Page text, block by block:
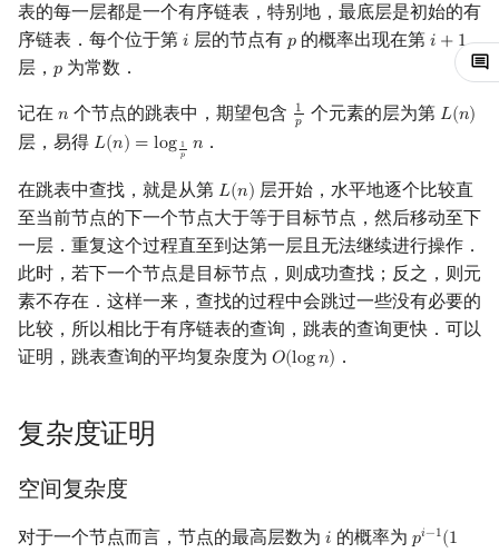
Xcode
GUIDE
CP Editor
Code::Blocks
OJ 工具
Git
希尔排序
锦标赛排序
排序相关 STL
排序应用
构造
Alpha–Beta 剪枝
计数 DP
概率 DP
DP 套 DP
DP 优化
其它 DP 方法
后缀数组 (SA)
后缀平衡树
广义后缀自动机
后缀树
Manacher
回文树
序列自动机
最小表示法
Lyndon 分解
数论 线性同余方程
中国剩余定理
阶乘取模
卢卡斯定理
同余方程
二次剩余
高次剩余 & 单位根
多项式平移|连续点值平移
符号化方法
形式幂级数复合|复合逆
普通生成函数
指数生成函数
组合数学
Eulerian Number
分拆数
Pólya 计数
图论计数
线性代数
对角化
Jordan标准型
线性规划
抽象代数
概率论
博弈论
数值算法
序理论
AA 树
跳表的随机访问优化 AHU 算法
树哈希
斯坦纳树
连通性相关
环计数问题
最小环
2-SAT
欧拉图
哈密顿图
二分图
平面图
平面最近点对
反演变换
计算几何杂项
约瑟夫问题
在一台机器上规划任务
主元素问题
Garsia–Wachs 算法
15-puzzle
Kahan 求和
珂朵莉树/颜色段均摊
空间优化简介
表的每一层都是一个有序链表，特别地，最底层是初始的有
序链表．每个位于第 𝑖
i 层的节点有𝑝
p的概率出现在第 𝑖 +1
i+1
层， 𝑝
p 为常数．
记在 𝑛
n 个节点的跳表中，期望包含 1
𝑝
1p 个元素的层为第 𝐿(𝑛)
L(n)
层，易得 𝐿(𝑛) = log 1
𝑝 𝑛
L(n)= log1pn ．
在跳表中查找，就是从第 𝐿(𝑛)
L(n)
层开始，水平地逐个比较直
至当前节点的下一个节点大于等于目标节点，然后移动至下
一层．重复这个过程直至到达第一层且无法继续进行操作．
此时，若下一个节点是目标节点，则成功查找；反之，则元
素不存在．这样一来，查找的过程中会跳过一些没有必要的
比较，所以相比于有序链表的查询，跳表的查询更快．可以
证明，跳表查询的平均复杂度为 𝑂(log𝑛)
O(logn) ．
复杂度证明
空间复杂度
对于一个节点而言，节点的最高层数为 𝑖
i 的概率为 𝑝𝑖−1(1
pi−1(1